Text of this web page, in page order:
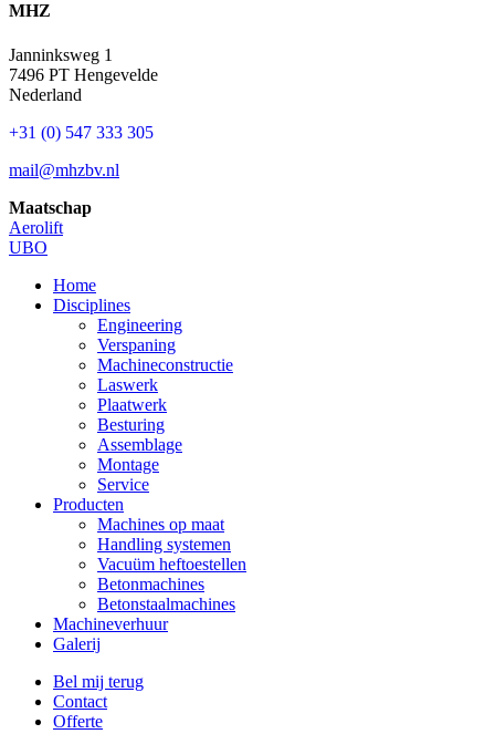
MHZ
Janninksweg 1
7496 PT Hengevelde
Nederland
+31 (0) 547 333 305
mail@mhzbv.nl
Maatschap
Aerolift
UBO
Home
Disciplines
Engineering
Verspaning
Machineconstructie
Laswerk
Plaatwerk
Besturing
Assemblage
Montage
Service
Producten
Machines op maat
Handling systemen
Vacuüm heftoestellen
Betonmachines
Betonstaalmachines
Machineverhuur
Galerij
Bel mij terug
Contact
Offerte